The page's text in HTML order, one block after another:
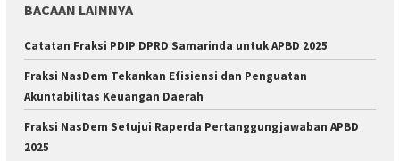
BACAAN LAINNYA
Catatan Fraksi PDIP DPRD Samarinda untuk APBD 2025
Fraksi NasDem Tekankan Efisiensi dan Penguatan
Akuntabilitas Keuangan Daerah
Fraksi NasDem Setujui Raperda Pertanggungjawaban APBD
2025